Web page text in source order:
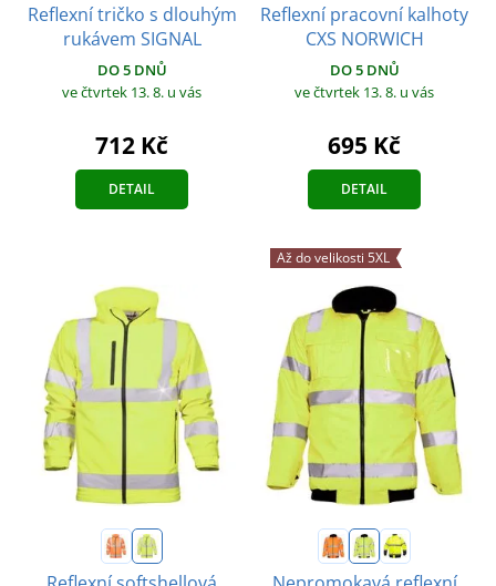
Reflexní tričko s dlouhým
rukávem SIGNAL
DO 5 DNŮ
ve čtvrtek 13. 8. u vás
712 Kč
DETAIL
Reflexní pracovní kalhoty
CXS NORWICH
DO 5 DNŮ
ve čtvrtek 13. 8. u vás
695 Kč
DETAIL
Až do velikosti 5XL